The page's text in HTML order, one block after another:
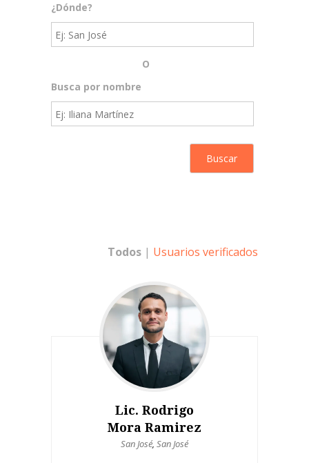
¿Dónde?
O
Busca por nombre
Todos | Usuarios verificados
Lic. Rodrigo
Mora Ramirez
San José, San José